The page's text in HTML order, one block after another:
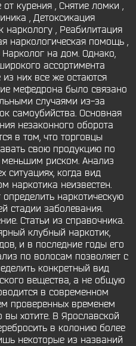
курения , Снятие ломки ,
, Детоксикация
наркологу , Реабилитация
наркологическая помощь ,
на дом. Однако,
ассортимента
них все же остаются
мефедрона было связано
случаями из-за
самоубийства. Основная
незаконного оборота
в том, что торговцы
свою продукцию по
риском. Анализ
ситуациях, когда вид
наркотика неизвестен.
наркотическую
стадии заболевания.
Статьи из справочника.
клубный наркотик,
и в последние годы его
по волосам позволяет с
конкретный вид
вещества, а не общую
в современном
проверенных временем
вы хотите. В Ярославской
в колонию более
некоторые из названий